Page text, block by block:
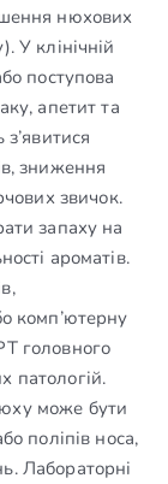
нюхових
У клінічній
поступова
апетит та
зниження
звичок.
запаху на
ароматів.
комп’ютерну
головного
патологій.
може бути
поліпів носа,
Лабораторні